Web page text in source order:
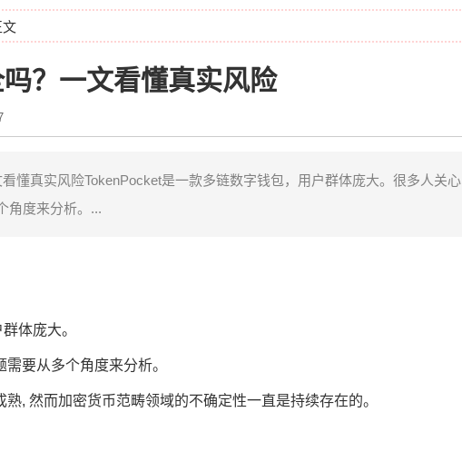
文
？一文看懂真实风险
懂真实风险TokenPocket是一款多链数字钱包，用户群体庞大。很多人关心
角度来分析。...
体庞大。
要从多个角度来分析。
, 然而加密货币范畴领域的不确定性一直是持续存在的。